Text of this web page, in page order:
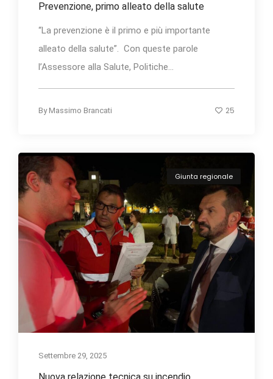
Prevenzione, primo alleato della salute
“La prevenzione è il primo e più importante
alleato della salute”. Con queste parole
l’Assessore alla Salute, Politiche...
By Massimo Brancati 25
Giunta regionale
Settembre 29, 2025